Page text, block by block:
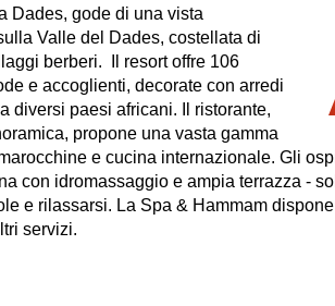
Dades, gode di una vista
Valle del Dades, costellata di
berberi. Il resort offre 106
e accoglienti, decorate con arredi
diversi paesi africani. Il ristorante,
propone una vasta gamma
e cucina internazionale. Gli
con idromassaggio e ampia terrazza -
e rilassarsi. La Spa & Hammam
servizi.